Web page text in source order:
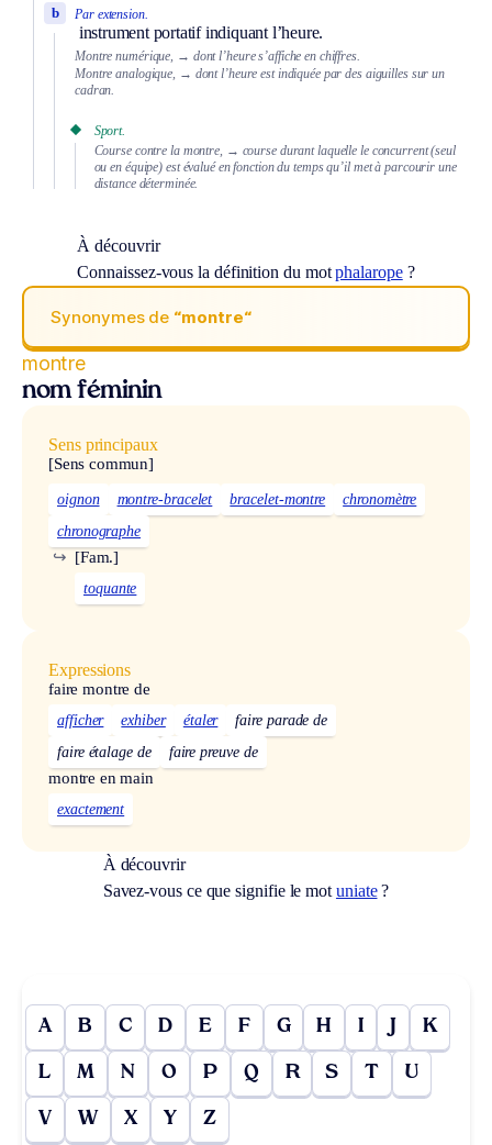
Par extension.
instrument portatif indiquant l’heure.
b
Montre numérique, → dont l’heure s’affiche en chiffres.
Montre analogique, → dont l’heure est indiquée par des aiguilles sur un
cadran.
Sport.
Course contre la montre, → course durant laquelle le concurrent (seul
ou en équipe) est évalué en fonction du temps qu’il met à parcourir une
distance déterminée.
À découvrir
Connaissez-vous la définition du motphalarope?
Synonymes de “montre“
montre
nom féminin
Sens principaux
[Sens commun]
oignon montre-bracelet bracelet-montre
chronomètre
chronographe
[Fam.]
↪
toquante
Expressions
faire montre de
afficher exhiber étaler
faire parade de
faire étalage de
faire preuve de
montre en main
exactement
À découvrir
Savez-vous ce que signifie le mot uniate?
A B C D E F G H I J K
L M N O P Q R S T U
V W X Y Z